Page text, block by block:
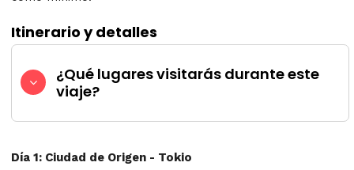
Itinerario y detalles
¿Qué lugares visitarás durante este
viaje?
Día 1: Ciudad de Origen - Tokio